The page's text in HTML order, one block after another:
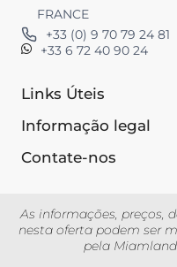
FRANCE
+33 (0) 9 70 79 24 81
+33 6 72 40 90 24
Links Úteis
Informação legal
Contate-nos
As informações, preços,
nesta oferta podem ser
pela Miamland